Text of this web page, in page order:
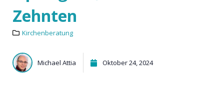
Zehnten
Kirchenberatung
Michael Attia Oktober 24, 2024